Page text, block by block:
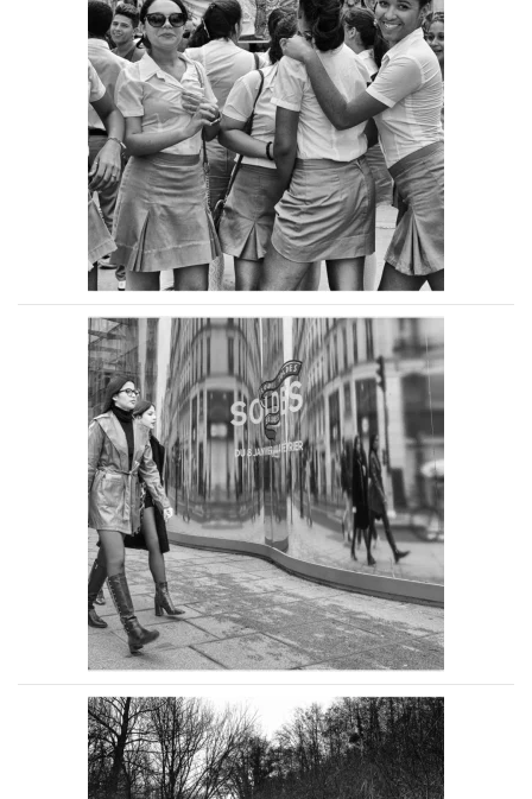
Voir la photo
Voir la photo